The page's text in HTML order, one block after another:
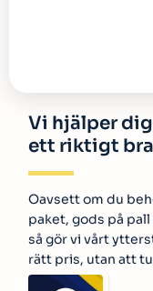
Vi hjälper
ett riktigt
Oavsett om du
paket, gods på
så gör vi vårt
rätt pris, utan att